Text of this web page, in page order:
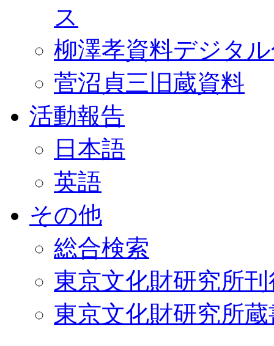
ス
柳澤孝資料デジタ
菅沼貞三旧蔵資料
活動報告
日本語
英語
その他
総合検索
東京文化財研究所
東京文化財研究所